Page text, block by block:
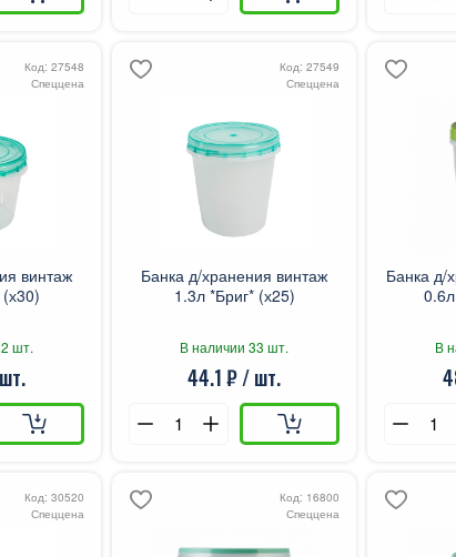
Код: 27548
Спеццена
винтаж
шт.
Код: 27549
Спеццена
Банка д/хранения винтаж
1.3л *Бриг* (х25)
В наличии 33 шт.
44.1 ₽ / шт.
Банка д/
В
Код: 30520
Спеццена
Код: 16800
Спеццена